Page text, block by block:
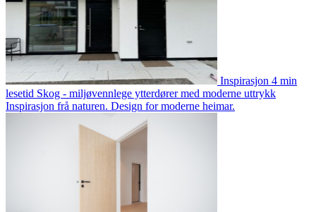
Inspirasjon 4 min
lesetid Skog - miljøvennlege ytterdører med moderne uttrykk
Inspirasjon frå naturen. Design for moderne heimar.